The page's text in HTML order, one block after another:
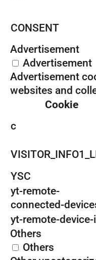
CONSENT
Advertisement
Advertisement
Advertisement
websites and
Cookie
c
YSC
yt-remote-
connected-
yt-remote-device-
Others
Others